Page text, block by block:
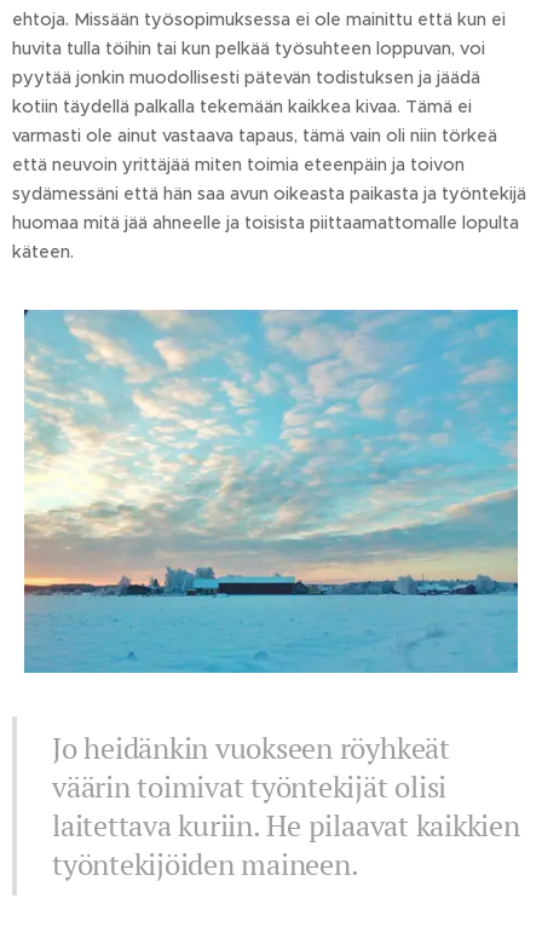
ehtoja. Missään työsopimuksessa ei ole mainittu että kun ei
huvita tulla töihin tai kun pelkää työsuhteen loppuvan, voi
pyytää jonkin muodollisesti pätevän todistuksen ja jäädä
kotiin täydellä palkalla tekemään kaikkea kivaa. Tämä ei
varmasti ole ainut vastaava tapaus, tämä vain oli niin törkeä
että neuvoin yrittäjää miten toimia eteenpäin ja toivon
sydämessäni että hän saa avun oikeasta paikasta ja työntekijä
huomaa mitä jää ahneelle ja toisista piittaamattomalle lopulta
käteen.
Jo heidänkin vuokseen röyhkeät
väärin toimivat työntekijät olisi
laitettava kuriin. He pilaavat kaikkien
työntekijöiden maineen.